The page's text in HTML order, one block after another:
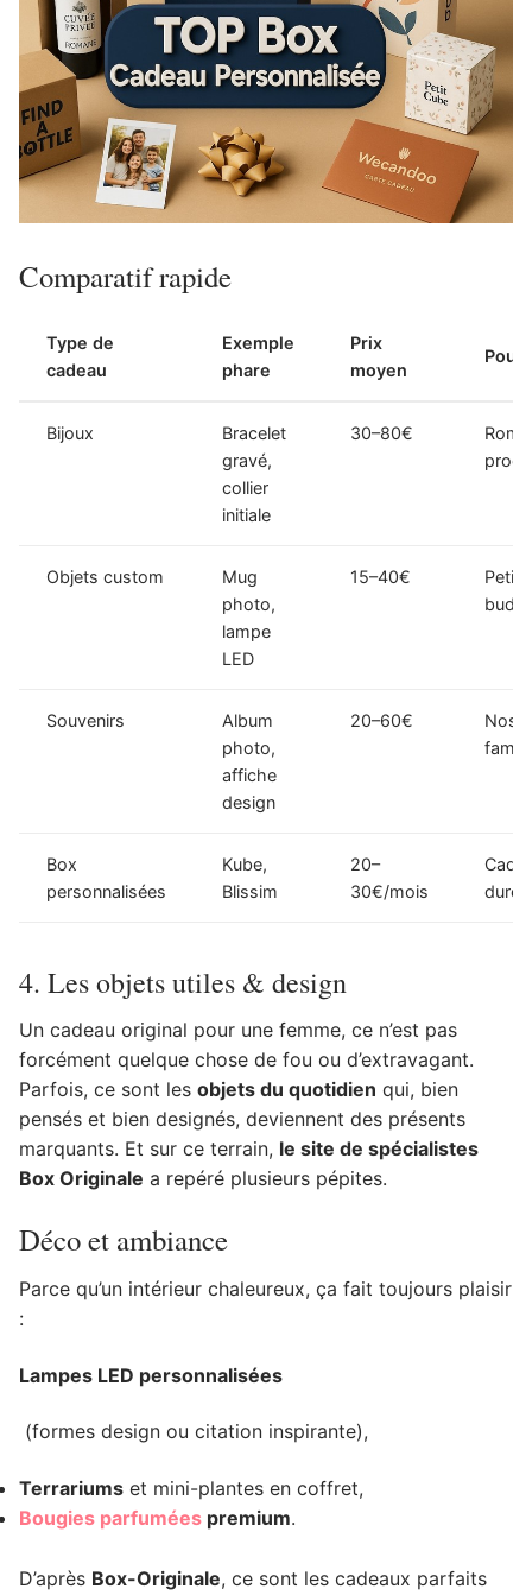
Comparatif rapide
Type de
cadeau
Exemple
phare
Prix
moyen
Pour
Bijoux
Bracelet
gravé,
collier
initiale
30–80€
Objets custom
Mug
photo,
lampe
LED
15–40€
Petits
Souvenirs
Album
photo,
affiche
design
20–60€
Box
personnalisées
Kube,
Blissim
20–
30€/mois
dure
4. Les objets utiles & design
Un cadeau original pour une femme, ce n’est pas
forcément quelque chose de fou ou d’extravagant.
Parfois, ce sont les objets du quotidien qui, bien
pensés et bien designés, deviennent des présents
marquants. Et sur ce terrain, le site de spécialistes
Box Originale a repéré plusieurs pépites.
Déco et ambiance
Parce qu’un intérieur chaleureux, ça fait toujours plaisir
:
Lampes LED personnalisées
(formes design ou citation inspirante),
Terrariums et mini-plantes en coffret,
Bougies parfumées premium.
D’après Box-Originale, ce sont les cadeaux parfaits